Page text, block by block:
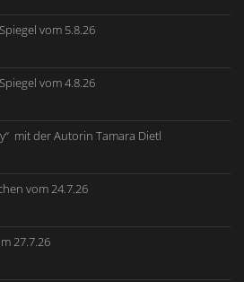
vom 5.8.26
vom 4.8.26
mit der Autorin Tamara Dietl
vom 24.7.26
27.7.26